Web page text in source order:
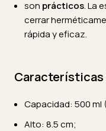
son prácticos. La
cerrar
rápida y eficaz.
Características
Capacidad: 500 ml
Alto: 8.5 cm;